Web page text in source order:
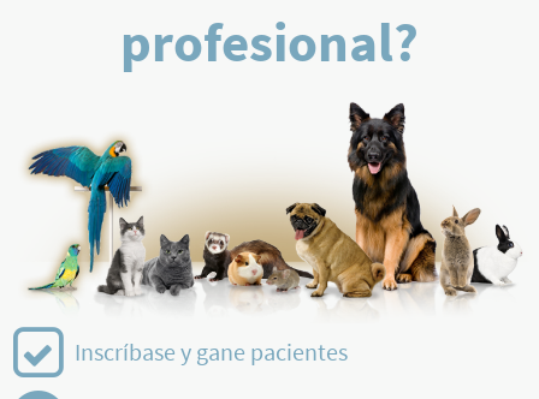
profesional?
Inscríbase y gane pacientes